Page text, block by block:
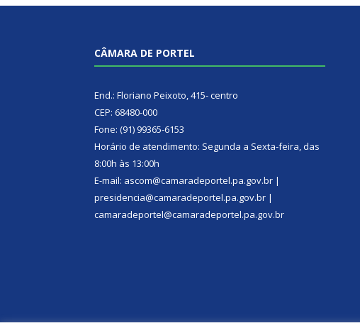
CÂMARA DE PORTEL
End.: Floriano Peixoto, 415- centro
CEP: 68480-000
Fone: (91) 99365-6153
Horário de atendimento: Segunda a Sexta-feira, das
8:00h às 13:00h
E-mail: ascom@camaradeportel.pa.gov.br |
presidencia@camaradeportel.pa.gov.br |
camaradeportel@camaradeportel.pa.gov.br